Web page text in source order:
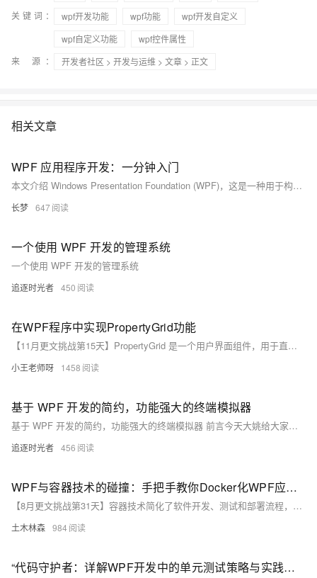
关键词：
wpf开发功能 wpf功能
wpf开发自定义
wpf自定义功能
wpf控件属性
来 源：
开发者社区 > 开发与运维 > 文章 > 正文
相关文章
WPF 应用程序开发：一分钟入门
本文介绍 Windows Presentation Foundation (WPF)，这是一种用于构建高质量、可缩放的 Windows 桌面应用程序的框架，支持 XAML 语言，方便 UI 设计与逻辑分离。文章涵盖 WPF 基础概念、代码示例，并深入探讨常见问题及解决方案，包括数据绑定、控件样式与模板、布局管理等方面，帮助开发者高效掌握 WPF 开发技巧。
长梦 647
一个使用 WPF 开发的管理系统
一个使用 WPF 开发的管理系统
追逐时光者 450
在WPF程序中实现PropertyGrid功能
【11月更文挑战第15天】PropertyGrid 是一个用户界面组件，用于直观地查看和编辑对象属性。在 WPF 中可通过组合 Expander 和 DataGrid 实现基本功能，或使用第三方库 PropertyTools 获得更强大特性，包括属性验证和类型特定编辑器。
小王老师呀 1458
基于 WPF 开发的简约，功能强大的终端模拟器
基于 WPF 开发的简约，功能强大的终端模拟器 前言今天大姚给大家推荐一款基于 WPF 开发的简约，功能强大的终端模拟器：ModengTerm。项目介绍ModengTerm是一款基于 WPF 开发的简约，功能强大的终端模拟器，可以用来连接SSH服务器，串口，TCP服务器，Windows命令行等。项目功能支持与SSH服务器，串口，Windows命令行进行交互。可以保存会话信息，方便下次直接登录。支持将终端内容导出为txt和html格式。根据关键字/正则表达式进行历史记录的查找。同步输入功能、历史记录、度可定制化的颜色主题、实时记录日志功能等。项目源码运行设置ModengTerm为启动项目运行：
追逐时光者 456
WPF与容器技术的碰撞：手把手教你Docker化WPF应用，实现跨环境一致性的开发与部署
【8月更文挑战第31天】容器技术简化了软件开发、测试和部署流程，尤其对Windows Presentation Foundation（WPF）应用程序而言，利用Docker能显著提升其可移植性和可维护性。本文通过具体示例代码，详细介绍了如何将WPF应用Docker化的过程，包括创建Dockerfile及构建和运行Docker镜像的步骤。借助容器技术，WPF应用能在任何支持Docker的环境下一致运行，极大地提升了开发效率和部署灵活性。
土木林森 984
“代码守护者：详解WPF开发中的单元测试策略与实践——从选择测试框架到编写模拟对象，全方位保障你的应用程序质量”